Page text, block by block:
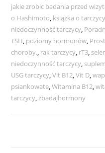
jakie zrobic badania przed
o Hashimoto, książka o tarczycy
niedoczynność tarczycy,
TSH, poziomy hormonów,
choroby., rak tarczycy, rT3,
niedoczynność tarczycy,
USG tarczycy,Vit B12,Vit D,
psiankowate,Witamina B12,
tarczycy,zbadajhormony